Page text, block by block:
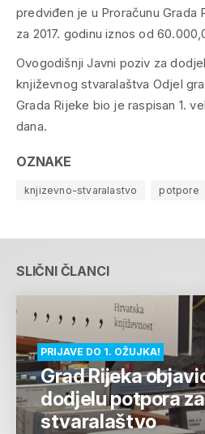
predviđen je u Proračunu Grada
za 2017. godinu iznos od
Ovogodišnji Javni poziv za
književnog stvaralaštva Odjel
Grada Rijeke bio je raspisan 1.
dana.
OZNAKE
knjizevno-stvaralastvo potpore
SLIČNI ČLANCI
PRIJAVE DO 1. OŽUJKA!
Grad Rijeka
dodjelu potpora
stvaralaštvo